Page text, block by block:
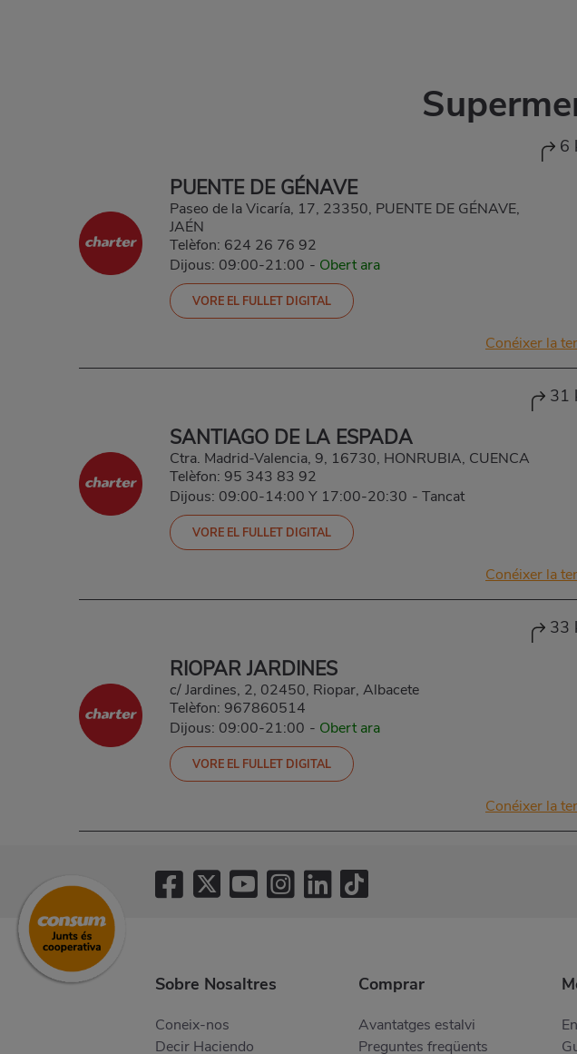
6
PUENTE DE GÉNAVE
Paseo de la Vicaría, 17, 23350, PUENTE DE GÉNAVE,
JAÉN
Telèfon: 624 26 76 92
Dijous: 09:00-21:00 - Obert ara
VORE EL FULLET DIGITAL
Conéixer la
31
SANTIAGO DE LA ESPADA
Ctra. Madrid-Valencia, 9, 16730, HONRUBIA, CUENCA
Telèfon: 95 343 83 92
Dijous: 09:00-14:00 Y 17:00-20:30 - Tancat
VORE EL FULLET DIGITAL
Conéixer la
33
RIOPAR JARDINES
c/ Jardines, 2, 02450, Riopar, Albacete
Telèfon: 967860514
Dijous: 09:00-21:00 - Obert ara
VORE EL FULLET DIGITAL
Conéixer la
Sobre Nosaltres
Coneix-nos
Decir Haciendo
Comprar
Avantatges estalvi
Preguntes freqüents